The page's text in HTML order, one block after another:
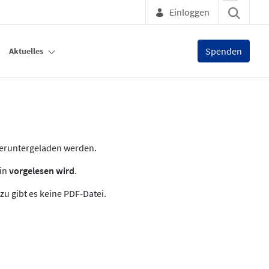
Einloggen
Aktuelles Spenden
werden.
vorgelesen wird.
gibt es keine PDF-Datei.